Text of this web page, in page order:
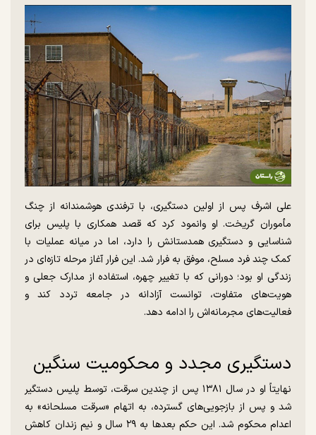
علی اشرف پس از اولین دستگیری، با ترفندی هوشمندانه از چنگ
مأموران گریخت. او وانمود کرد که قصد همکاری با پلیس برای
شناسایی و دستگیری همدستانش را دارد، اما در میانه عملیات با
کمک چند فرد مسلح، موفق به فرار شد. این فرار آغاز مرحله تازه‌ای در
زندگی او بود؛ دورانی که با تغییر چهره، استفاده از مدارک جعلی و
هویت‌های متفاوت، توانست آزادانه در جامعه تردد کند و
فعالیت‌های مجرمانه‌اش را ادامه دهد.
دستگیری مجدد و محکومیت سنگین
نهایتاً او در سال ۱۳۸۱ پس از چندین سرقت، توسط پلیس دستگیر
شد و پس از بازجویی‌های گسترده، به اتهام «سرقت مسلحانه» به
اعدام محکوم شد. این حکم بعدها به ۲۹ سال و نیم زندان کاهش